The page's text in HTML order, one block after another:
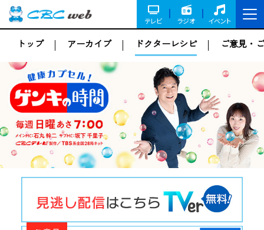
テレビ ラジオ イベント
トップ アーカイブ ドクターレシピ ご意見・